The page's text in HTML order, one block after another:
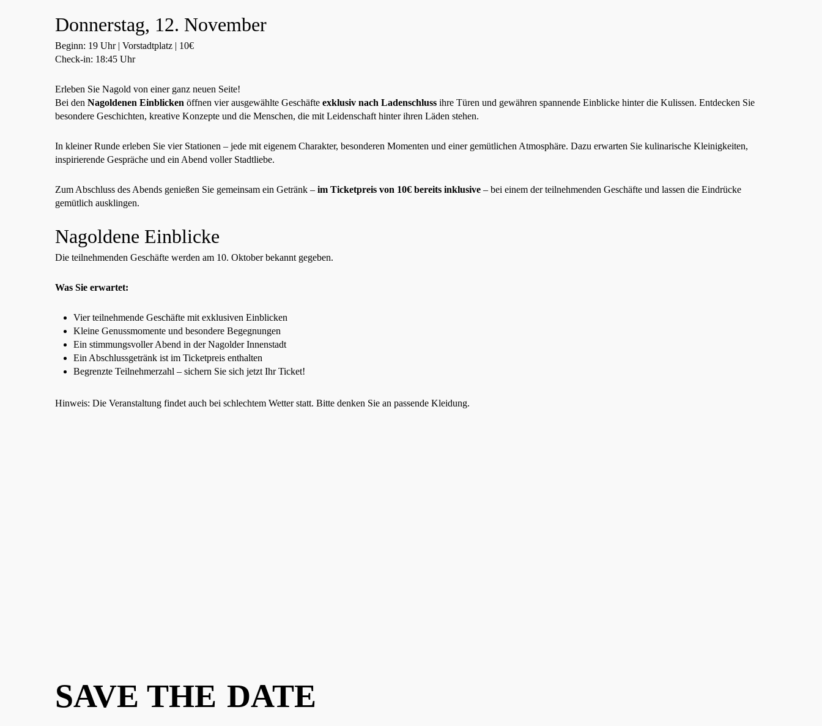
Donnerstag, 12. November
Beginn: 19 Uhr | Vorstadtplatz | 10€
Check-in: 18:45 Uhr
Erleben Sie Nagold von einer ganz neuen Seite!
Bei denNagoldenen Einblicken öffnen vier ausgewählte Geschäfteexklusiv nach Ladenschluss ihre Türen und gewähren spannende Einblicke hinter die Kulissen. Entdecken Sie
besondere Geschichten, kreative Konzepte und die Menschen, die mit Leidenschaft hinter ihren Läden stehen.
In kleiner Runde erleben Sie vier Stationen – jede mit eigenem Charakter, besonderen Momenten und einer gemütlichen Atmosphäre. Dazu erwarten Sie kulinarische Kleinigkeiten,
inspirierende Gespräche und ein Abend voller Stadtliebe.
Zum Abschluss des Abends genießen Sie gemeinsam ein Getränk –im Ticketpreis von 10€ bereits inklusive – bei einem der teilnehmenden Geschäfte und lassen die Eindrücke
gemütlich ausklingen.
Nagoldene Einblicke
Die teilnehmenden Geschäfte werden am 10. Oktober bekannt gegeben.
Was Sie erwartet:
Vier teilnehmende Geschäfte mit exklusiven Einblicken
Kleine Genussmomente und besondere Begegnungen
Ein stimmungsvoller Abend in der Nagolder Innenstadt
Ein Abschlussgetränk ist im Ticketpreis enthalten
Begrenzte Teilnehmerzahl – sichern Sie sich jetzt Ihr Ticket!
Hinweis: Die Veranstaltung findet auch bei schlechtem Wetter statt. Bitte denken Sie an passende Kleidung.
SAVE THE DATE